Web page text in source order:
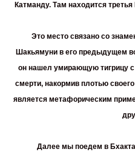
Катманду. Там находится
Это место связано со
Шакьямуни в его предыдущем
он нашел умирающую тигрицу с
смерти, накормив плотью
является метафорическим
Далее мы поедем в